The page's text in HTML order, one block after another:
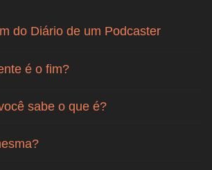
do Diário de um Podcaster
é o fim?
sabe o que é?